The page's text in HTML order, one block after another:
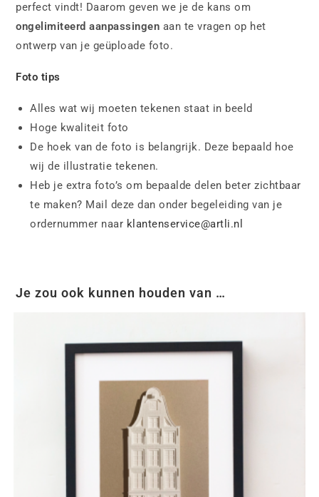
perfect vindt! Daarom geven we je de kans om
ongelimiteerd aanpassingen aan te vragen op het
ontwerp van je geüploade foto.
Foto tips
Alles wat wij moeten tekenen staat in beeld
Hoge kwaliteit foto
De hoek van de foto is belangrijk. Deze bepaald hoe
wij de illustratie tekenen.
Heb je extra foto’s om bepaalde delen beter zichtbaar
te maken? Mail deze dan onder begeleiding van je
ordernummer naar klantenservice@artli.nl
Je zou ook kunnen houden van …